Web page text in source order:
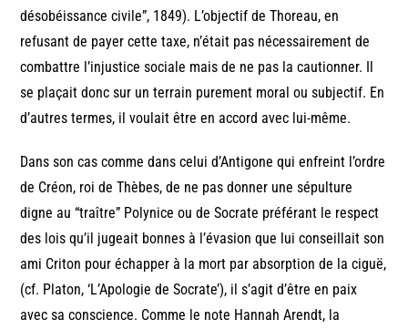
désobéissance civile”, 1849). L’objectif de Thoreau, en
refusant de payer cette taxe, n’était pas nécessairement de
combattre l’injustice sociale mais de ne pas la cautionner. Il
se plaçait donc sur un terrain purement moral ou subjectif. En
d’autres termes, il voulait être en accord avec lui-même.
Dans son cas comme dans celui d’Antigone qui enfreint l’ordre
de Créon, roi de Thèbes, de ne pas donner une sépulture
digne au “traître” Polynice ou de Socrate préférant le respect
des lois qu’il jugeait bonnes à l’évasion que lui conseillait son
ami Criton pour échapper à la mort par absorption de la ciguë,
(cf. Platon, ‘L’Apologie de Socrate’), il s’agit d’être en paix
avec sa conscience. Comme le note Hannah Arendt, la